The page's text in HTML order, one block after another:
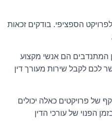
הספציפי. בודקים זכאות
המתנדבים הם אנשי מקצוע
לכם לקבל שירות מעורך דין
של פרויקטים כאלה יכולים
הפנוי של עורכי הדין